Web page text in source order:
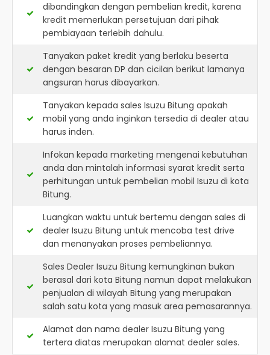
dibandingkan dengan pembelian kredit, karena
kredit memerlukan persetujuan dari pihak
pembiayaan terlebih dahulu.
Tanyakan paket kredit yang berlaku beserta
dengan besaran DP dan cicilan berikut lamanya
angsuran harus dibayarkan.
Tanyakan kepada sales Isuzu Bitung apakah
mobil yang anda inginkan tersedia di dealer atau
harus inden.
Infokan kepada marketing mengenai kebutuhan
anda dan mintalah informasi syarat kredit serta
perhitungan untuk pembelian mobil Isuzu di kota
Bitung.
Luangkan waktu untuk bertemu dengan sales di
dealer Isuzu Bitung untuk mencoba test drive
dan menanyakan proses pembeliannya.
Sales Dealer Isuzu Bitung kemungkinan bukan
berasal dari kota Bitung namun dapat melakukan
penjualan di wilayah Bitung yang merupakan
salah satu kota yang masuk area pemasarannya.
Alamat dan nama dealer Isuzu Bitung yang
tertera diatas merupakan alamat dealer sales.